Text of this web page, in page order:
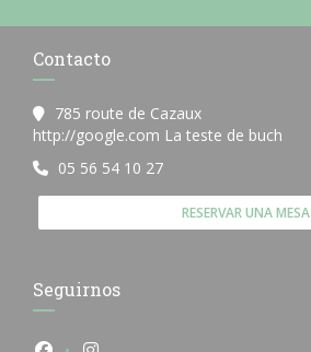
Contacto
785 route de Cazaux
http://google.com La teste de buch
05 56 54 10 27
RESERVAR UNA MESA
Seguirnos